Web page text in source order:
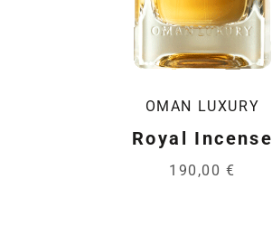
OMAN LUXURY
Royal Incense
190,00 €